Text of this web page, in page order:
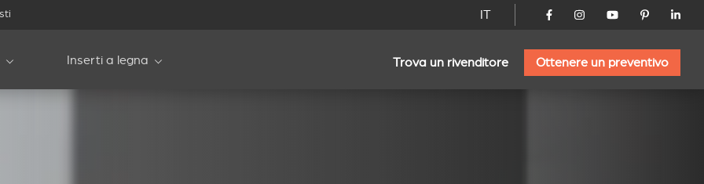
IT
Inserti a legna Trova un rivenditore Ottenere un preventivo